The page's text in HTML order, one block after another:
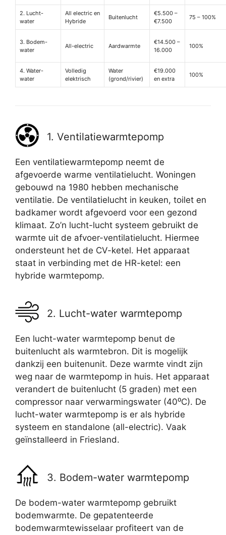
2. Lucht-
water
All electric en
Hybride
Buitenlucht
€5.500 –
€7.500
75 – 100%
3. Bodem-
water
All-electric Aardwarmte
€14.500 –
16.000
100%
4. Water-
water
Volledig
elektrisch
Water
(grond/rivier)
€19.000
en extra
100%
1. Ventilatiewarmtepomp
Een ventilatiewarmtepomp neemt de
afgevoerde warme ventilatielucht. Woningen
gebouwd na 1980 hebben mechanische
ventilatie. De ventilatielucht in keuken, toilet en
badkamer wordt afgevoerd voor een gezond
klimaat. Zo’n lucht-lucht systeem gebruikt de
warmte uit de afvoer-ventilatielucht. Hiermee
ondersteunt het de CV-ketel. Het apparaat
staat in verbinding met de HR-ketel: een
hybride warmtepomp.
2. Lucht-water warmtepomp
Een lucht-water warmtepomp benut de
buitenlucht als warmtebron. Dit is mogelijk
dankzij een buitenunit. Deze warmte vindt zijn
weg naar de warmtepomp in huis. Het apparaat
verandert de buitenlucht (5 graden) met een
compressor naar verwarmingswater (40⁰C). De
lucht-water warmtepomp is er als hybride
systeem en standalone (all-electric). Vaak
geïnstalleerd in Friesland.
3. Bodem-water warmtepomp
De bodem-water warmtepomp gebruikt
bodemwarmte. De gepatenteerde
bodemwarmtewisselaar profiteert van de